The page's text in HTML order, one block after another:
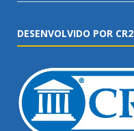
DESENVOLVIDO POR CR2